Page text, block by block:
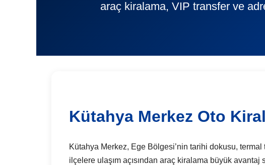
araç kiralama, VIP transfer ve
Kütahya Merkez Oto
Kütahya Merkez, Ege Bölgesi’nin tarihi dokusu,
ilçelere ulaşım açısından araç kiralama büyük avantaj